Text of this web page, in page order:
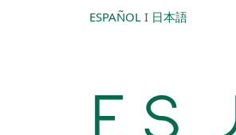
ESPAÑOL I 日本語